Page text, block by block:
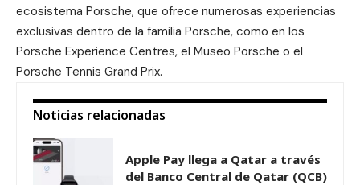
ecosistema Porsche, que ofrece numerosas experiencias
exclusivas dentro de la familia Porsche, como en los
Porsche Experience Centres, el Museo Porsche o el
Porsche Tennis Grand Prix.
Noticias relacionadas
Apple Pay llega a Qatar a través
del Banco Central de Qatar (QCB)